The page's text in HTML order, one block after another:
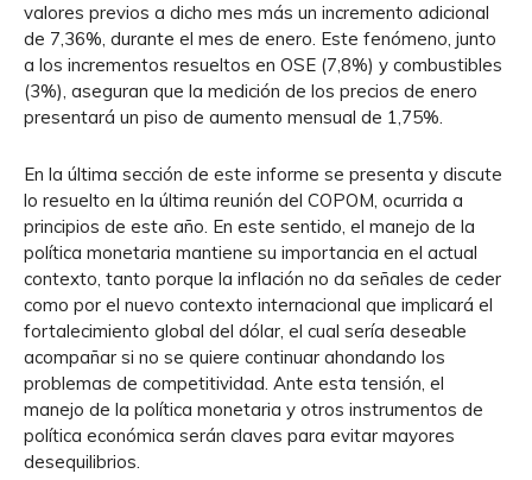
valores previos a dicho mes más un incremento adicional
de 7,36%, durante el mes de enero. Este fenómeno, junto
a los incrementos resueltos en OSE (7,8%) y combustibles
(3%), aseguran que la medición de los precios de enero
presentará un piso de aumento mensual de 1,75%.
En la última sección de este informe se presenta y discute
lo resuelto en la última reunión del COPOM, ocurrida a
principios de este año. En este sentido, el manejo de la
política monetaria mantiene su importancia en el actual
contexto, tanto porque la inflación no da señales de ceder
como por el nuevo contexto internacional que implicará el
fortalecimiento global del dólar, el cual sería deseable
acompañar si no se quiere continuar ahondando los
problemas de competitividad. Ante esta tensión, el
manejo de la política monetaria y otros instrumentos de
política económica serán claves para evitar mayores
desequilibrios.